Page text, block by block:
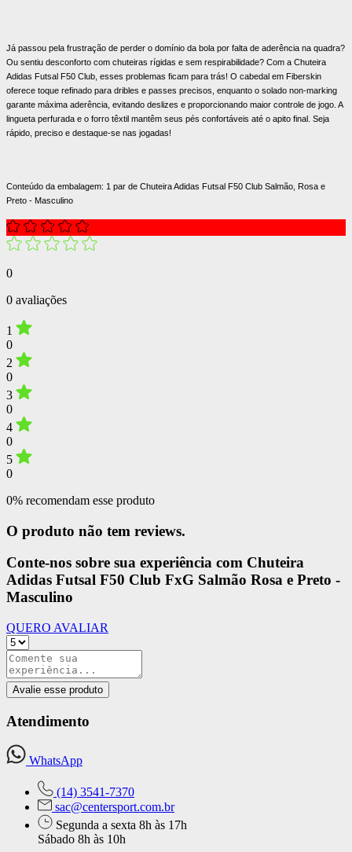
Já passou pela frustração de perder o domínio da bola por falta de aderência na quadra?
Ou sentiu desconforto com chuteiras rígidas e sem respirabilidade? Com a Chuteira
Adidas Futsal F50 Club, esses problemas ficam para trás! O cabedal em Fiberskin
oferece toque refinado para dribles e passes precisos, enquanto o solado non-marking
garante máxima aderência, evitando deslizes e proporcionando maior controle de jogo. A
lingueta perfurada e o forro têxtil mantêm seus pés confortáveis até o apito final. Seja
rápido, preciso e destaque-se nas jogadas!
Conteúdo da embalagem: 1 par de Chuteira Adidas Futsal F50 Club Salmão, Rosa e
Preto - Masculino
0
0 avaliações
1
0
2
0
3
0
4
0
5
0
0% recomendam esse produto
O produto não tem reviews.
Conte-nos sobre sua experiência com Chuteira
Adidas Futsal F50 Club FxG Salmão Rosa e Preto -
Masculino
QUERO AVALIAR
Avalie esse produto
Atendimento
WhatsApp
(14) 3541-7370
sac@centersport.com.br
Segunda a sexta 8h às 17h
Sábado 8h às 10h